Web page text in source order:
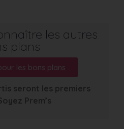
les autres
plans
les bons plans
seront les premiers
Prem’s